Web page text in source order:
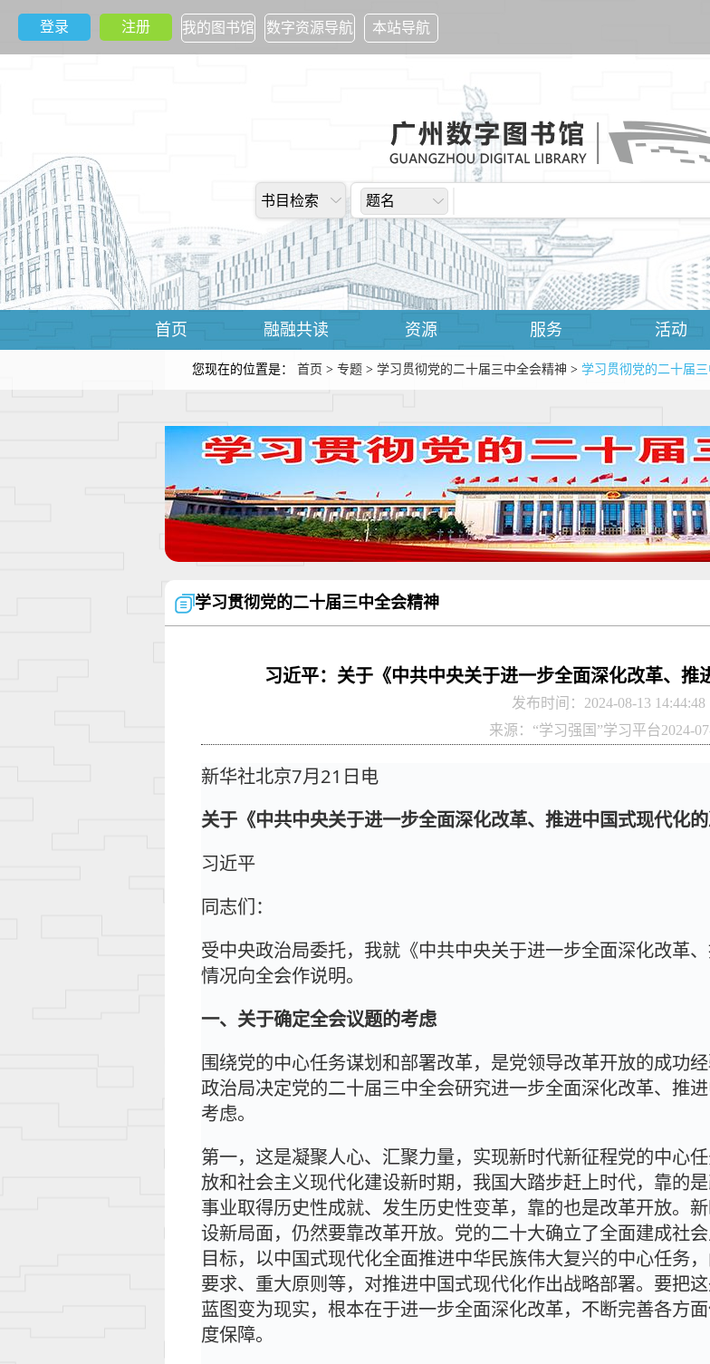
登录 注册 我的图书馆 数字资源导航 本站导航
书目检索 题名
首页 融融共读 资源 服务 活动
您现在的位置是： 首页 > 专题 > 学习贯彻党的二十届三中全会精神 > 学习贯彻党的二十届
学习贯彻党的二十届三中全会精神
习近平：关于《中共中央关于进一步全面深化改革、推
发布时间：2024-08-13 14:44:48
来源：“学习强国”学习平台2024-
新华社北京7月21日电
关于《中共中央关于进一步全面深化改革、推进中国式现代化
习近平
同志们：
受中央政治局委托，我就《中共中央关于进一步全面深化改革
情况向全会作说明。
一、关于确定全会议题的考虑
围绕党的中心任务谋划和部署改革，是党领导改革开放的成功
政治局决定党的二十届三中全会研究进一步全面深化改革、推
考虑。
第一，这是凝聚人心、汇聚力量，实现新时代新征程党的中心
放和社会主义现代化建设新时期，我国大踏步赶上时代，靠的
事业取得历史性成就、发生历史性变革，靠的也是改革开放。
设新局面，仍然要靠改革开放。党的二十大确立了全面建成社
目标，以中国式现代化全面推进中华民族伟大复兴的中心任务
要求、重大原则等，对推进中国式现代化作出战略部署。要把
蓝图变为现实，根本在于进一步全面深化改革，不断完善各方
度保障。